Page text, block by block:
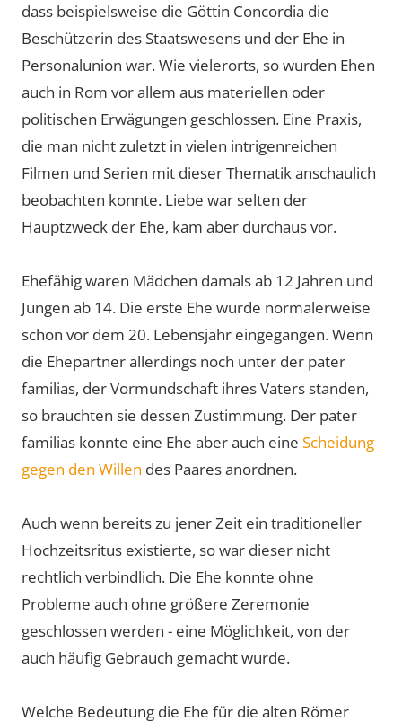
dass beispielsweise die Göttin Concordia die
Beschützerin des Staatswesens und der Ehe in
Personalunion war. Wie vielerorts, so wurden Ehen
auch in Rom vor allem aus materiellen oder
politischen Erwägungen geschlossen. Eine Praxis,
die man nicht zuletzt in vielen intrigenreichen
Filmen und Serien mit dieser Thematik anschaulich
beobachten konnte. Liebe war selten der
Hauptzweck der Ehe, kam aber durchaus vor.
Ehefähig waren Mädchen damals ab 12 Jahren und
Jungen ab 14. Die erste Ehe wurde normalerweise
schon vor dem 20. Lebensjahr eingegangen. Wenn
die Ehepartner allerdings noch unter der pater
familias, der Vormundschaft ihres Vaters standen,
so brauchten sie dessen Zustimmung. Der pater
familias konnte eine Ehe aber auch eine Scheidung
gegen den Willen des Paares anordnen.
Auch wenn bereits zu jener Zeit ein traditioneller
Hochzeitsritus existierte, so war dieser nicht
rechtlich verbindlich. Die Ehe konnte ohne
Probleme auch ohne größere Zeremonie
geschlossen werden - eine Möglichkeit, von der
auch häufig Gebrauch gemacht wurde.
Welche Bedeutung die Ehe für die alten Römer